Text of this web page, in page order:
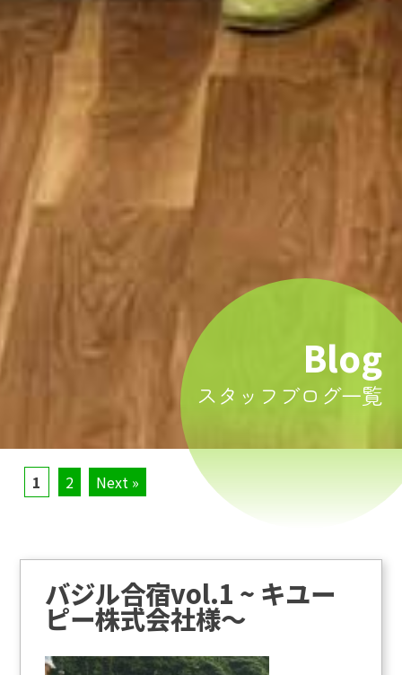
Blog
スタッフブログ一覧
1 2 Next »
バジル合宿vol.1 ~ キユー
ピー株式会社様～